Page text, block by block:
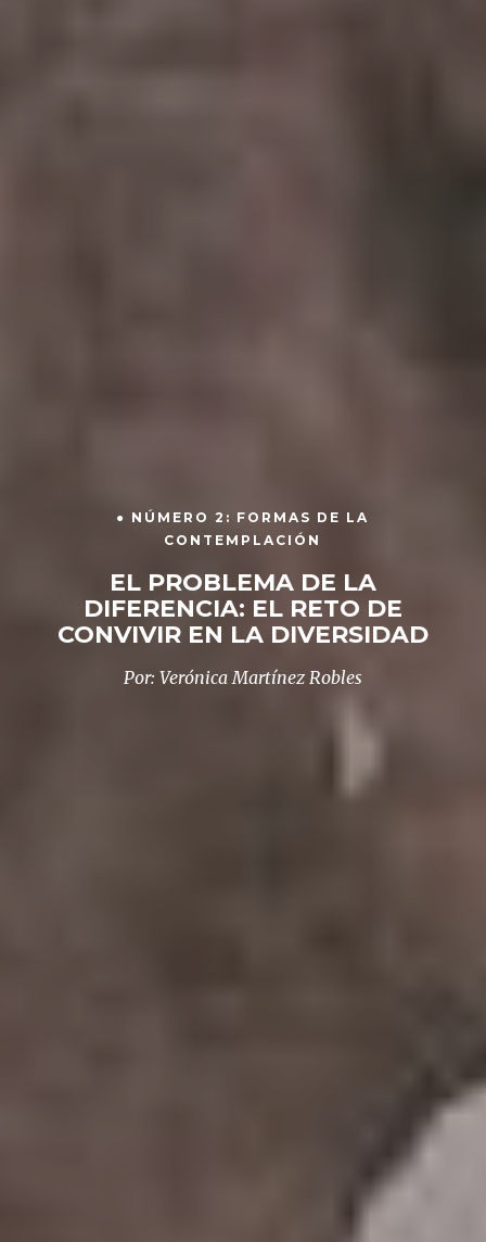
● NÚMERO 2: FORMAS DE LA
CONTEMPLACIÓN
EL PROBLEMA DE LA
DIFERENCIA: EL RETO DE
CONVIVIR EN LA DIVERSIDAD
Por: Verónica Martínez Robles